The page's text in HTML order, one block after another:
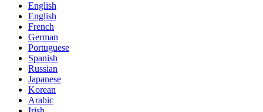
English
English
French
German
Portuguese
Spanish
Russian
Japanese
Korean
Arabic